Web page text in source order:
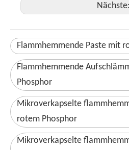
Nächste:
Flammhemmende Paste mit
Flammhemmende
Phosphor
Mikroverkapselte
rotem Phosphor
Mikroverkapselte